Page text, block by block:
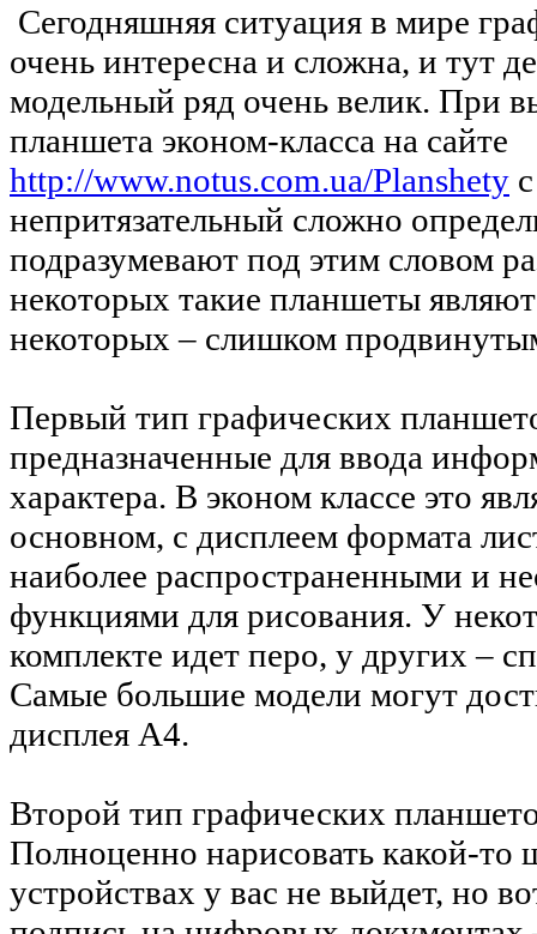
Сегодняшняя ситуация в мире
очень интересна и сложна, и тут
модельный ряд очень велик. При
планшета эконом-класса на сайте
http://www.notus.com.ua/Planshety
непритязательный сложно
подразумевают под этим словом
некоторых такие планшеты
некоторых – слишком
Первый тип графических
предназначенные для ввода
характера. В эконом классе это
основном, с дисплеем формата
наиболее распространенными и
функциями для рисования. У
комплекте идет перо, у других –
Самые большие модели могут
дисплея А4.
Второй тип графических
Полноценно нарисовать какой-то
устройствах у вас не выйдет, но